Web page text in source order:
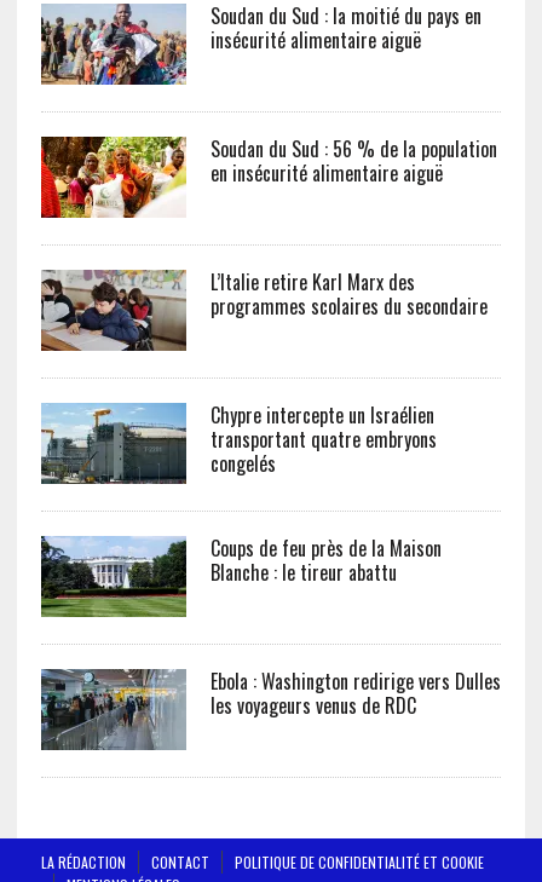
Soudan du Sud : la moitié du pays en
insécurité alimentaire aiguë
Soudan du Sud : 56 % de la population
en insécurité alimentaire aiguë
L’Italie retire Karl Marx des
programmes scolaires du secondaire
Chypre intercepte un Israélien
transportant quatre embryons
congelés
Coups de feu près de la Maison
Blanche : le tireur abattu
Ebola : Washington redirige vers Dulles
les voyageurs venus de RDC
LA RÉDACTION CONTACT
POLITIQUE DE CONFIDENTIALITÉ ET COOKIE